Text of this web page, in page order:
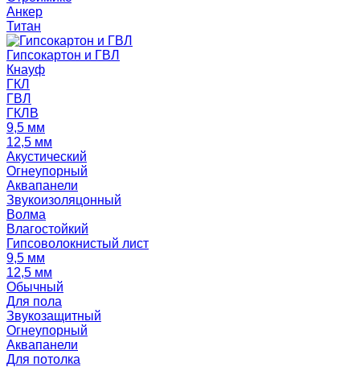
Анкер
Титан
Гипсокартон и ГВЛ
Кнауф
ГКЛ
ГВЛ
ГКЛВ
9,5 мм
12,5 мм
Акустический
Огнеупорный
Аквапанели
Звукоизоляцонный
Волма
Влагостойкий
Гипсоволокнистый лист
9,5 мм
12,5 мм
Обычный
Для пола
Звукозащитный
Огнеупорный
Аквапанели
Для потолка